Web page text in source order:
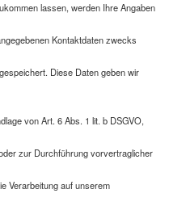
lassen, werden Ihre Angaben
Kontaktdaten zwecks
Diese Daten geben wir
von Art. 6 Abs. 1 lit. b DSGVO,
zur Durchführung vorvertraglicher
Verarbeitung auf unserem